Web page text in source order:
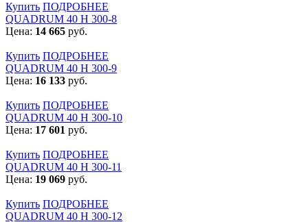
Купить ПОДРОБНЕЕ
QUADRUM 40 H 300-8
Цена: 14 665 руб.
Купить ПОДРОБНЕЕ
QUADRUM 40 H 300-9
Цена: 16 133 руб.
Купить ПОДРОБНЕЕ
QUADRUM 40 H 300-10
Цена: 17 601 руб.
Купить ПОДРОБНЕЕ
QUADRUM 40 H 300-11
Цена: 19 069 руб.
Купить ПОДРОБНЕЕ
QUADRUM 40 H 300-12